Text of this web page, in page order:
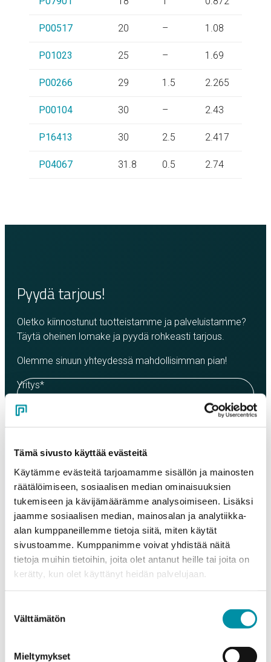
Tämä sivusto käyttää evästeitä
Käytämme evästeitä tarjoamamme sisällön ja mainosten
räätälöimiseen, sosiaalisen median ominaisuuksien
tukemiseen ja kävijämäärämme analysoimiseen. Lisäksi
jaamme sosiaalisen median, mainosalan ja analytiikka-
alan kumppaneillemme tietoja siitä, miten käytät
sivustoamme. Kumppanimme voivat yhdistää näitä
tietoja muihin tietoihin, joita olet antanut heille tai joita on
kerätty, kun olet käyttänyt heidän palvelujaan.
valinta
Välttämätön
Mieltymykset
P00517 20 – 1.08
P01023 25 – 1.69
P00266 29 1.5 2.265
P00104 30 – 2.43
P16413 30 2.5 2.417
P04067 31.8 0.5 2.74
Pyydä tarjous!
Oletko kiinnostunut tuotteistamme ja palveluistamme?
Täytä oheinen lomake ja pyydä rohkeasti tarjous.
Olemme sinuun yhteydessä mahdollisimman pian!
Yritys*
Sähköposti
Puhelinnumero
Tuotteet
Tuote*